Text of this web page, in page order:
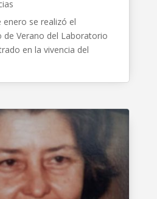
enero se realizó el
de Verano del Laboratorio
en la vivencia del